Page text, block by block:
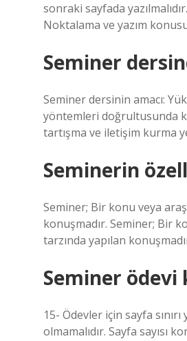
sonraki sayfada
Noktalama ve yazım
Seminer
Seminer dersinin amacı:
yöntemleri doğrultusunda
tartışma ve iletişim kurma
Seminerin
Seminer; Bir konu veya
konuşmadır. Seminer; Bir
tarzında yapılan
Seminer ödevi
15- Ödevler için sayfa
olmamalıdır. Sayfa sayısı